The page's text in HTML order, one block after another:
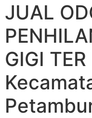
JUAL
GIGI